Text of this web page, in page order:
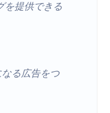
を提供できる
る広告をつ